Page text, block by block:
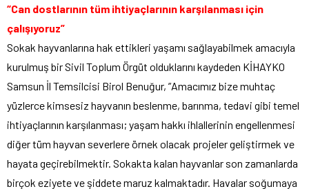
“Can dostlarının tüm ihtiyaçlarının karşılanması için
çalışıyoruz”
Sokak hayvanlarına hak ettikleri yaşamı sağlayabilmek amacıyla
kurulmuş bir Sivil Toplum Örgüt olduklarını kaydeden KİHAYKO
Samsun İl Temsilcisi Birol Benuğur, ”Amacımız bize muhtaç
yüzlerce kimsesiz hayvanın beslenme, barınma, tedavi gibi temel
ihtiyaçlarının karşılanması; yaşam hakkı ihlallerinin engellenmesi
diğer tüm hayvan severlere örnek olacak projeler geliştirmek ve
hayata geçirebilmektir. Sokakta kalan hayvanlar son zamanlarda
birçok eziyete ve şiddete maruz kalmaktadır. Havalar soğumaya